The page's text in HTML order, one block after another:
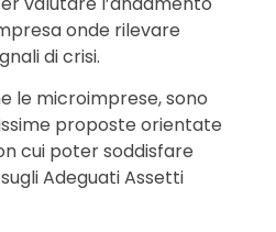
onde rilevare
di crisi.
le microimprese, sono
proposte orientate
cui poter soddisfare
Adeguati Assetti